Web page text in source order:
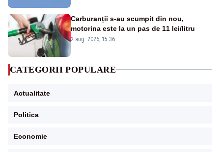
Carburanții s-au scumpit din nou,
motorina este la un pas de 11 lei/litru
2 aug. 2026, 15:36
CATEGORII POPULARE
Actualitate
Politica
Economie